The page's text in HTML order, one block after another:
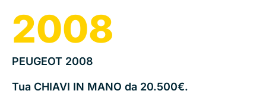
2008
PEUGEOT 2008
Tua CHIAVI IN MANO da 20.500€.